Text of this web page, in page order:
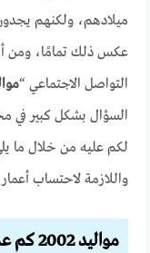
ميلادهم، ولكنهم
عكس ذلك تمامًا، ومن
التواصل الاجتماعي “مواليد
السؤال بشكل كبير في
لكم عليه من خلال ما
واللازمة لاحتساب
مواليد 2002 كم عمرهم؟